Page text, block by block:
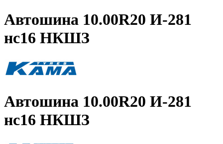
Автошина 10.00R20 И-281
нс16 НКШЗ
Автошина 10.00R20 И-281
нс16 НКШЗ